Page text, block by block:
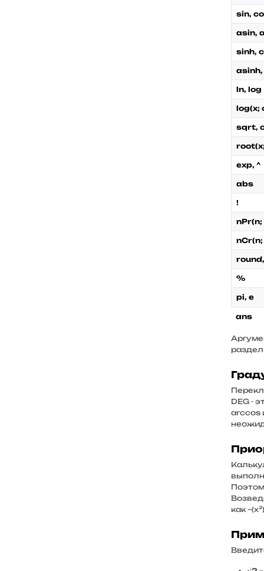
sin,
asin,
sinh,
ln, log
log(x;
sqrt,
exp, ^
abs
!
nPr(n;
nCr(n;
%
pi, e
ans
DEG -
arccos
как